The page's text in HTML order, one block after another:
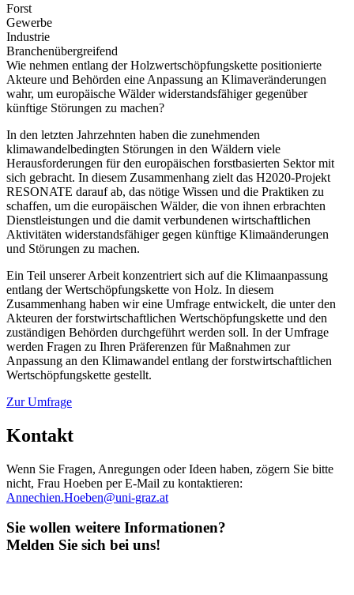
Forst
Gewerbe
Industrie
Branchenübergreifend
Wie nehmen entlang der Holzwertschöpfungskette positionierte
Akteure und Behörden eine Anpassung an Klimaveränderungen
wahr, um europäische Wälder widerstandsfähiger gegenüber
künftige Störungen zu machen?
In den letzten Jahrzehnten haben die zunehmenden
klimawandelbedingten Störungen in den Wäldern viele
Herausforderungen für den europäischen forstbasierten Sektor mit
sich gebracht. In diesem Zusammenhang zielt das H2020-Projekt
RESONATE darauf ab, das nötige Wissen und die Praktiken zu
schaffen, um die europäischen Wälder, die von ihnen erbrachten
Dienstleistungen und die damit verbundenen wirtschaftlichen
Aktivitäten widerstandsfähiger gegen künftige Klimaänderungen
und Störungen zu machen.
Ein Teil unserer Arbeit konzentriert sich auf die Klimaanpassung
entlang der Wertschöpfungskette von Holz. In diesem
Zusammenhang haben wir eine Umfrage entwickelt, die unter den
Akteuren der forstwirtschaftlichen Wertschöpfungskette und den
zuständigen Behörden durchgeführt werden soll. In der Umfrage
werden Fragen zu Ihren Präferenzen für Maßnahmen zur
Anpassung an den Klimawandel entlang der forstwirtschaftlichen
Wertschöpfungskette gestellt.
Zur Umfrage
Kontakt
Wenn Sie Fragen, Anregungen oder Ideen haben, zögern Sie bitte
nicht, Frau Hoeben per E-Mail zu kontaktieren:
Annechien.Hoeben@uni-graz.at
Sie wollen weitere Informationen?
Melden Sie sich bei uns!